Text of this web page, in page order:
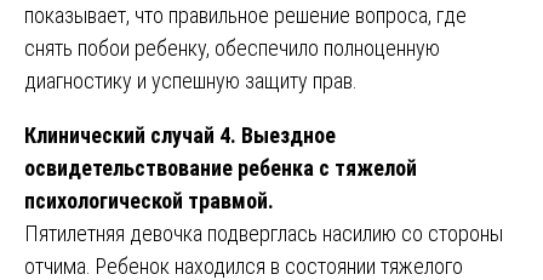
показывает, что правильное решение вопроса, где
снять побои ребенку, обеспечило полноценную
диагностику и успешную защиту прав.
Клинический случай 4. Выездное
освидетельствование ребенка с тяжелой
психологической травмой.
Пятилетняя девочка подверглась насилию со стороны
отчима. Ребенок находился в состоянии тяжелого